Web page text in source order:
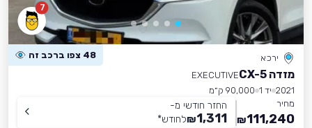
7
ירכא 48 צפו ברכב זה
מזדה CX-5
EXECUTIVE
2021 יד 1
90,000 ק״מ
מחיר
111,240
₪
החזר חודשי מ-
1,311
₪לחודש*